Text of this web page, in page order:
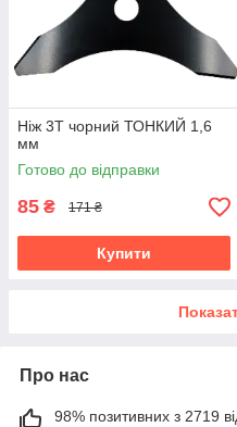
Ніж 3Т чорний ТОНКИЙ 1,6
мм
Готово до відправки
85 ₴ 171 ₴
Купити
Про нас
98% позитивних з 2719